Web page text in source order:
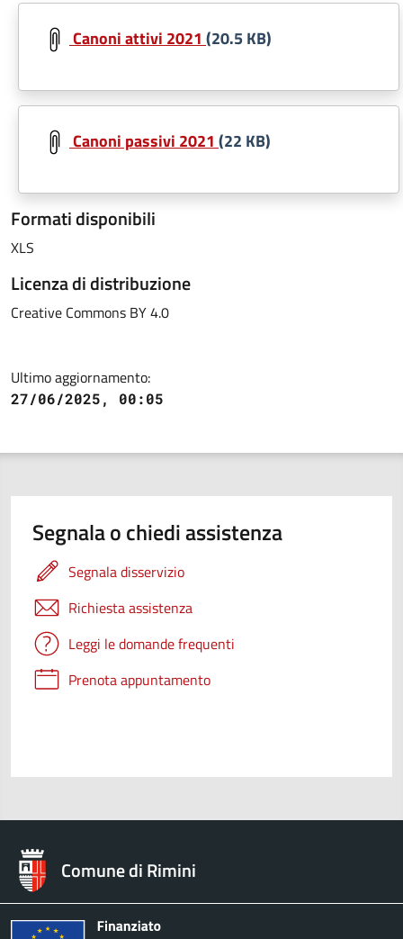
Canoni attivi 2021 (20.5 KB)
Canoni passivi 2021 (22 KB)
Formati disponibili
XLS
Licenza di distribuzione
Creative Commons BY 4.0
Ultimo aggiornamento:
27/06/2025, 00:05
Segnala o chiedi assistenza
Segnala disservizio
Richiesta assistenza
Leggi le domande frequenti
Prenota appuntamento
Comune di Rimini